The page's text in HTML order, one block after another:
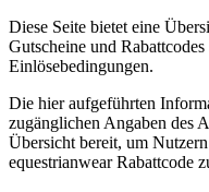
Diese Seite bietet eine
Gutscheine und
Einlösebedingungen.
Die hier aufgeführten
zugänglichen Angaben des
Übersicht bereit, um
equestrianwear Rabattcode